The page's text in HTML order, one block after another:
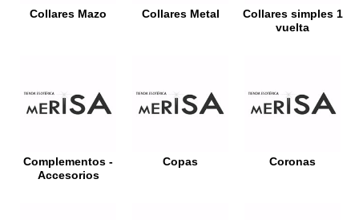
Collares Mazo Collares Metal
Collares simples 1
vuelta
Complementos -
Accesorios
Copas Coronas